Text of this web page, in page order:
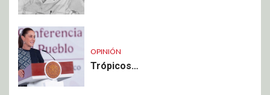
OPINIÓN
Trópicos…